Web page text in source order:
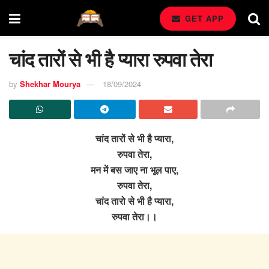
GET APP
चांद तारों से भी है प्यारा रुपवा तेरा
by Shekhar Mourya 18/09/2024
चांद तारों से भी है प्यारा,
रुपवा तेरा,
मन में बस जाए ना भूल पाए,
रुपवा तेरा,
चांद तारो से भी है प्यारा,
रुपवा तेरा।।